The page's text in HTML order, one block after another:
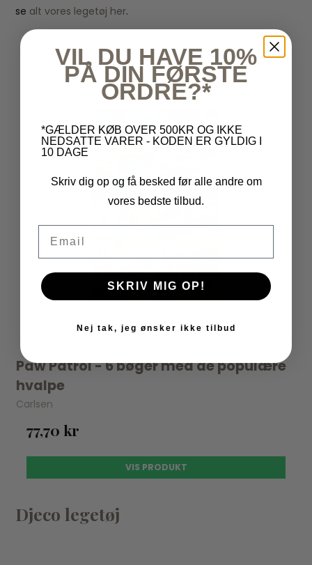
se alt vores legetøj her.
Paw Patrol - 6 bøger med de populære
hvalpe
Carlsen
77,70 kr
VIS PRODUKT
Djeco legetøj
VIL DU HAVE 10%
PÅ DIN FØRSTE
ORDRE?*
*GÆLDER KØB OVER 500KR OG IKKE
NEDSATTE VARER - KODEN ER GYLDIG I
10 DAGE
Skriv dig op og få besked før alle andre om
vores bedste tilbud.
SKRIV MIG OP!
Nej tak, jeg ønsker ikke tilbud